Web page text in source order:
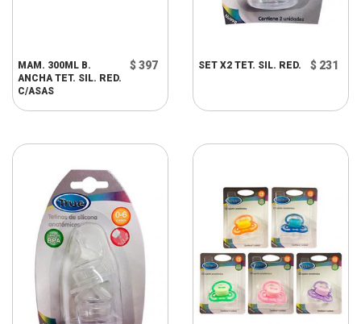
MAM. 300ML B.
ANCHA TET. SIL. RED.
C/ASAS
$ 397 SET X2 TET. SIL. RED. $ 231